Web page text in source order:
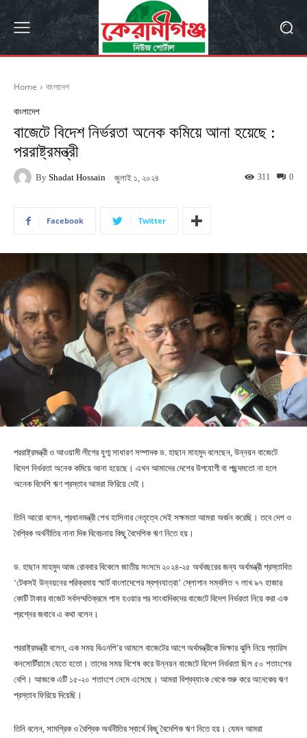
Home বাংলাদেশ
বাংলাদেশ
বাজেটে বিদেশ নির্ভরতা অনেক কমিয়ে আনা হয়েছে :
পররাষ্ট্রমন্ত্রী
By Shadat Hossain জুলাই ১, ২০২৪ 0
311
Facebook Twitter
পররাষ্ট্রমন্ত্রী ও আওয়ামী লীগের যুগ্ম সাধারণ সম্পাদক ড. হাছান মাহমুদ বলেছেন, উন্নয়ন বাজেটে
বিদেশ নির্ভরতা অনেক কমিয়ে আনা হয়েছে। এখন আমাদের দেশের উপযোগী বা পছন্দমতো না হলে
অনেক বিদেশি ঋণ প্রস্তাব আমরা ফিরিয়ে দেই।
তিনি আরো বলেন, প্রধানমন্ত্রী শেখ হাসিনার নেতৃত্বে সেই সক্ষমতা আমরা অর্জন করেছি। তবে দেশ ও
বৈশ্বিক অর্থনীতির নানা দিক বিবেচনায় কিছু বৈদেশিক ঋণ নিতে হয়।
ড. হাছান মাহমুদ আজ রোববার বিকেলে জাতীয় সংসদে ২০২৪-২৫ অর্থবছরের জন্য অর্থমন্ত্রী প্রস্তাবিত
‘টেকসই উন্নয়নের পরিক্রমায় স্মার্ট বাংলাদেশের স্বপ্নযাত্রা’ স্লোগান সম্বলিত ৭ লাখ ৯৭ হাজার
কোটি টাকার বাজেট সর্বসম্মতিক্রমে পাস হওয়ার পর সাংবাদিকদের বাজেটে বিদেশ নির্ভরতা নিয়ে করা এক
প্রশ্নের জবাবে এ কথা বলেন।
পররাষ্ট্রমন্ত্রী বলেন, এক সময় বিএনপি’র আমলে বাজেটের আগে অর্থমন্ত্রীকে ভিক্ষার ঝুলি নিয়ে প্যারিস
কনসোর্টিয়ামে যেতে হতো। তাদের সময় বিশেষ করে উন্নয়ন বাজেটে বিদেশ নির্ভরতা ছিল ৫০ শতাংশের
বেশি। আজকে এটি ১৫-২০ শতাংশে নেমে এসেছে। আমরা বিশ্বব্যাংক থেকে শুরু করে অনেকের ঋণ
প্রস্তাব ফিরিয়ে দিয়েছি।
তিনি বলেন, সামগ্রিক ও বৈশ্বিক অর্থনীতির স্বার্থে কিছু বৈদেশিক ঋণ নিতে হয়। যেমন আমরা